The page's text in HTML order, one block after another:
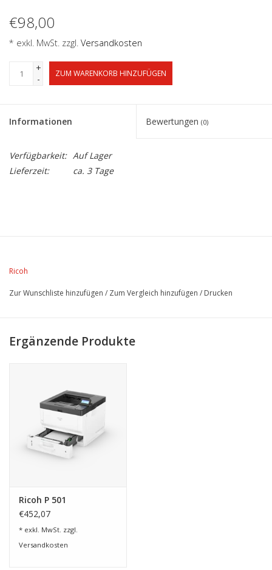
€98,00
* exkl. MwSt. zzgl. Versandkosten
+
-
ZUM WARENKORB HINZUFÜGEN
Informationen Bewertungen (0)
Verfügbarkeit: Auf Lager
Lieferzeit:
ca. 3 Tage
Ricoh
Zur Wunschliste hinzufügen / Zum Vergleich hinzufügen / Drucken
Ergänzende Produkte
Ricoh P 501
€452,07
* exkl. MwSt. zzgl.
Versandkosten